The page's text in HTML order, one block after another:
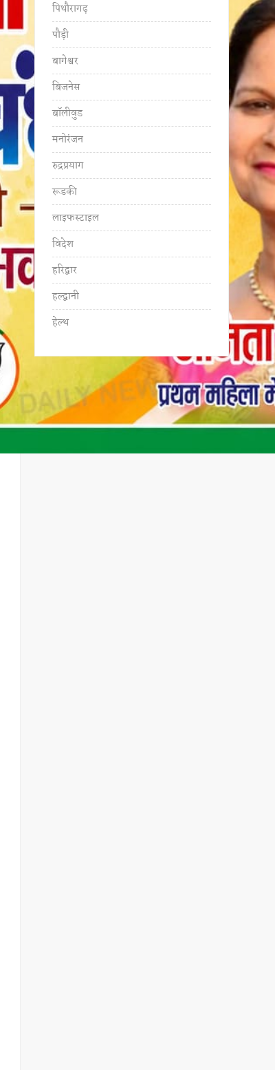
पिथौरागढ़
पौड़ी
बागेश्वर
बिजनेस
बॉलीवुड
मनोरंजन
रुद्रप्रयाग
रूडकी
लाइफस्टाइल
विदेश
हरिद्वार
हल्द्वानी
हेल्थ